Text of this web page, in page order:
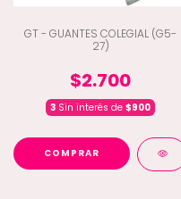
GT - GUANTES COLEGIAL (G5-
27)
$2.700
3 Sin interés de $900
COMPRAR